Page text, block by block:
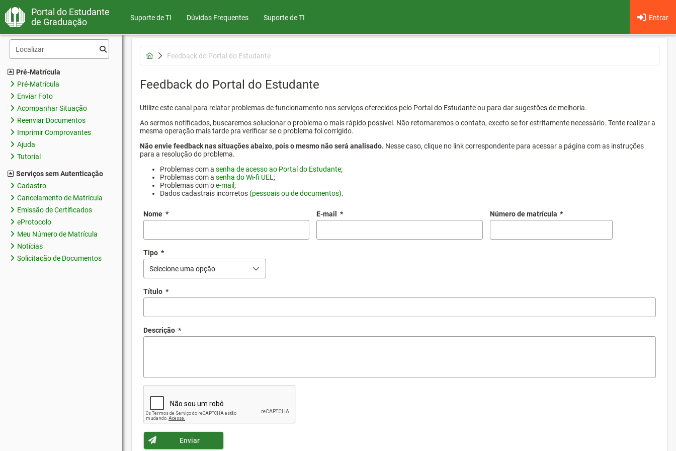
Portal do Estudante
de Graduação
Suporte de TI Dúvidas Frequentes Entrar
Suporte de TI
Pré-Matrícula
Pré-Matrícula
Enviar Foto
Acompanhar Situação
Reenviar Documentos
Imprimir Comprovantes
Ajuda
Tutorial
Serviços sem Autenticação
Cadastro
Cancelamento de Matrícula
Emissão de Certificados
eProtocolo
Meu Número de Matrícula
Notícias
Solicitação de Documentos
Feedback do Portal do Estudante
Feedback do Portal do Estudante
Utilize este canal para relatar problemas de funcionamento nos serviços oferecidos pelo Portal do Estudante ou para dar sugestões de melhoria.
Ao sermos notificados, buscaremos solucionar o problema o mais rápido possível. Não retornaremos o contato, exceto se for estritamente necessário. Tente realizar a
mesma operação mais tarde pra verificar se o problema foi corrigido.
Não envie feedback nas situações abaixo, pois o mesmo não será analisado. Nesse caso, clique no link correspondente para acessar a página com as instruções
para a resolução do problema.
Problemas com a senha de acesso ao Portal do Estudante;
Problemas com a senha do Wi-fi UEL ;
Problemas com oe-mail;
Dados cadastrais incorretos (pessoais ou de documentos).
Nome * E-mail * Número de matrícula *
Tipo *
Selecione uma opção
Título *
Descrição *
Enviar